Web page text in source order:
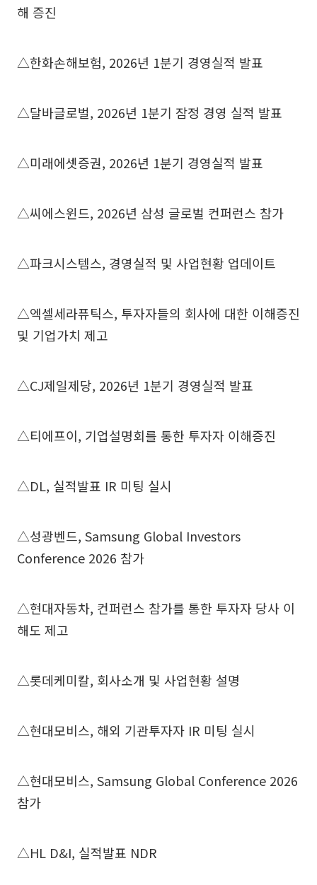
해 증진
△한화손해보험, 2026년 1분기 경영실적 발표
△달바글로벌, 2026년 1분기 잠정 경영 실적 발표
△미래에셋증권, 2026년 1분기 경영실적 발표
△씨에스윈드, 2026년 삼성 글로벌 컨퍼런스 참가
△파크시스템스, 경영실적 및 사업현황 업데이트
△엑셀세라퓨틱스, 투자자들의 회사에 대한 이해증진
및 기업가치 제고
△CJ제일제당, 2026년 1분기 경영실적 발표
△티에프이, 기업설명회를 통한 투자자 이해증진
△DL, 실적발표 IR 미팅 실시
△성광벤드, Samsung Global Investors
Conference 2026 참가
△현대자동차, 컨퍼런스 참가를 통한 투자자 당사 이
해도 제고
△롯데케미칼, 회사소개 및 사업현황 설명
△현대모비스, 해외 기관투자자 IR 미팅 실시
△현대모비스, Samsung Global Conference 2026
참가
△HL D&I, 실적발표 NDR